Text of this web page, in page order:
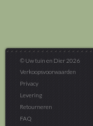
© Uw tuin en Dier 2026
Verkoopsvoorwaarden
Privacy
Levering
Retourneren
FAQ